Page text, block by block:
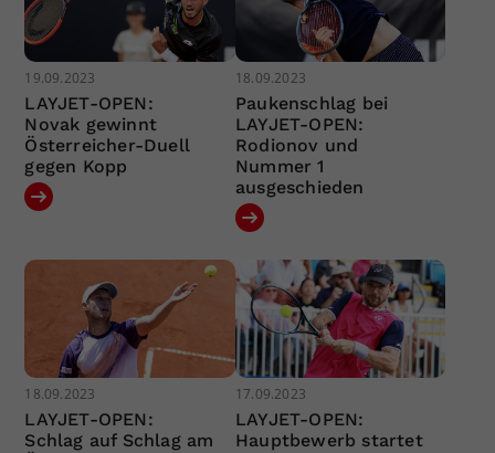
19.09.2023
LAYJET-OPEN:
Novak gewinnt
Österreicher-Duell
gegen Kopp
18.09.2023
Paukenschlag bei
LAYJET-OPEN:
Rodionov und
Nummer 1
ausgeschieden
18.09.2023
LAYJET-OPEN:
Schlag auf Schlag am
17.09.2023
LAYJET-OPEN:
Hauptbewerb startet